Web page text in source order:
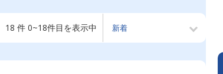
18 件 0~18件目を表示中